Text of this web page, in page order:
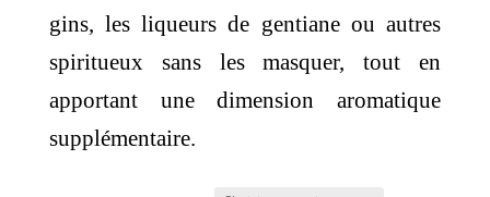
gins, les liqueurs de gentiane ou autres
spiritueux sans les masquer, tout en
apportant une dimension aromatique
supplémentaire.